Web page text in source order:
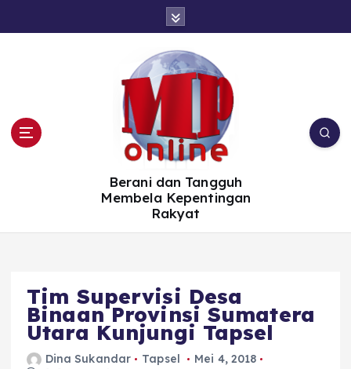
Berani dan Tangguh
Membela Kepentingan
Rakyat
Tim Supervisi Desa
Binaan Provinsi Sumatera
Utara Kunjungi Tapsel
Dina Sukandar Tapsel
Mei 4, 2018